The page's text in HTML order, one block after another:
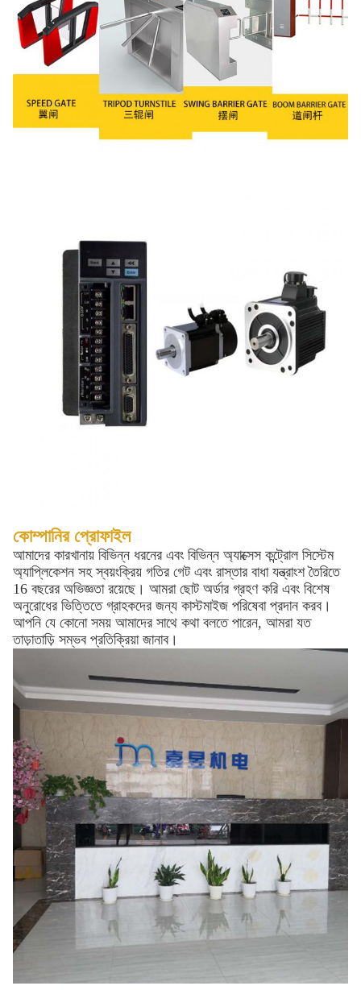
কোম্পানির প্রোফাইল
আমাদের কারখানায় বিভিন্ন ধরনের এবং বিভিন্ন অ্যাক্সেস কন্ট্রোল সিস্টেম
অ্যাপ্লিকেশন সহ স্বয়ংক্রিয় গতির গেট এবং রাস্তার বাধা যন্ত্রাংশ তৈরিতে
16 বছরের অভিজ্ঞতা রয়েছে। আমরা ছোট অর্ডার গ্রহণ করি এবং বিশেষ
অনুরোধের ভিত্তিতে গ্রাহকদের জন্য কাস্টমাইজ পরিষেবা প্রদান করব।
আপনি যে কোনো সময় আমাদের সাথে কথা বলতে পারেন, আমরা যত
তাড়াতাড়ি সম্ভব প্রতিক্রিয়া জানাব।